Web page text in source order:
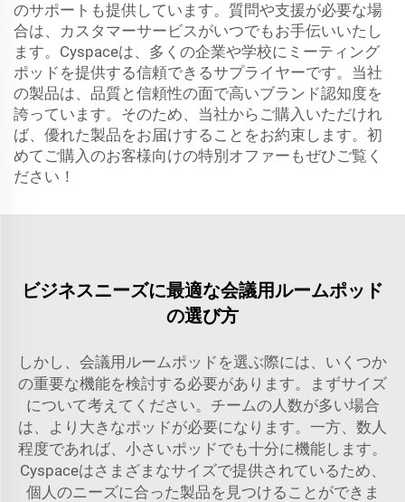
のサポートも提供しています。質問や支援が必要な場
合は、カスタマーサービスがいつでもお手伝いいたし
ます。Cyspaceは、多くの企業や学校にミーティング
ポッドを提供する信頼できるサプライヤーです。当社
の製品は、品質と信頼性の面で高いブランド認知度を
誇っています。そのため、当社からご購入いただけれ
ば、優れた製品をお届けすることをお約束します。初
めてご購入のお客様向けの特別オファーもぜひご覧く
ださい！
ビジネスニーズに最適な会議用ルームポッド
の選び方
しかし、会議用ルームポッドを選ぶ際には、いくつか
の重要な機能を検討する必要があります。まずサイズ
について考えてください。チームの人数が多い場合
は、より大きなポッドが必要になります。一方、数人
程度であれば、小さいポッドでも十分に機能します。
Cyspaceはさまざまなサイズで提供されているため、
個人のニーズに合った製品を見つけることができま